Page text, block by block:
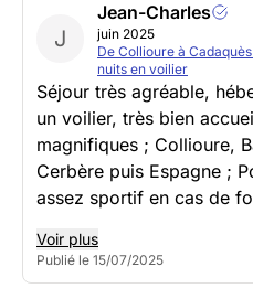
J
Jean-Charles
juin 2025
De Collioure à
nuits en voilier
Séjour très agréable,
un voilier, très bien
magnifiques ; Collioure,
Cerbère puis Espagne ;
assez sportif en cas de
Voir plus
Publié le 15/07/2025